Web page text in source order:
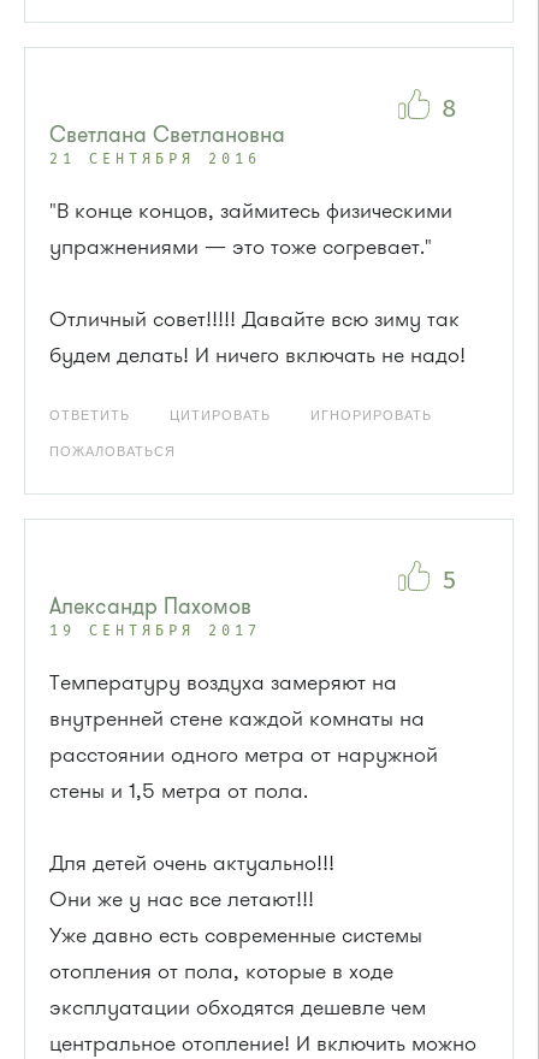
Светлана Светлановна
21 СЕНТЯБРЯ 2016
"В конце концов, займитесь физическими
упражнениями — это тоже согревает."
Отличный совет!!!!! Давайте всю зиму так
будем делать! И ничего включать не надо!
ОТВЕТИТЬ ЦИТИРОВАТЬ ИГНОРИРОВАТЬ
ПОЖАЛОВАТЬСЯ
8
Александр Пахомов
19 СЕНТЯБРЯ 2017
Температуру воздуха замеряют на
внутренней стене каждой комнаты на
расстоянии одного метра от наружной
стены и 1,5 метра от пола.
Для детей очень актуально!!!
Они же у нас все летают!!!
Уже давно есть современные системы
отопления от пола, которые в ходе
эксплуатации обходятся дешевле чем
центральное отопление! И включить можно
5